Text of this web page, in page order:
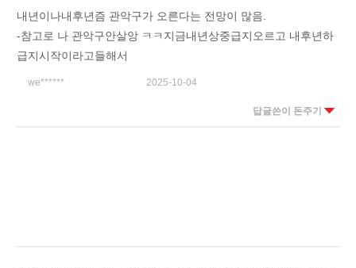
내년이나내후년즘 관악구가 오른다는 전망이 많음.
-참고로 나 관악구안살앙 ㅋㅋ지금내년상중급지오르고 내후년하
급지시작이라고들해서
we****** 2025-10-04
답글쓴이 돈주기